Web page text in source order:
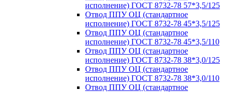
исполнение) ГОСТ 8732-78 57*3,5/125
Отвод ППУ ОЦ (стандартное
исполнение) ГОСТ 8732-78 45*3,5/125
Отвод ППУ ОЦ (стандартное
исполнение) ГОСТ 8732-78 45*3,5/110
Отвод ППУ ОЦ (стандартное
исполнение) ГОСТ 8732-78 38*3,0/125
Отвод ППУ ОЦ (стандартное
исполнение) ГОСТ 8732-78 38*3,0/110
Отвод ППУ ОЦ (стандартное